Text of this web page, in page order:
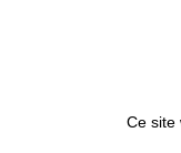
la Grange à
jusqu'au 25Ce site